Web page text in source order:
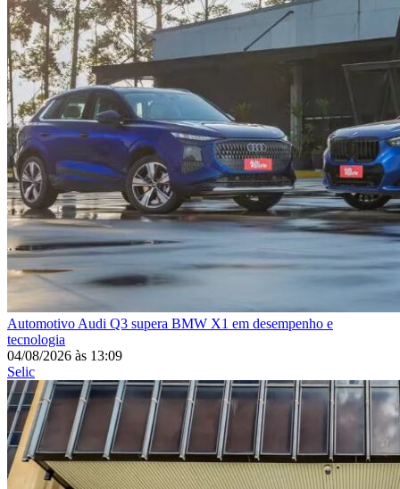
Automotivo Audi Q3 supera BMW X1 em desempenho e
tecnologia
04/08/2026 às 13:09
Selic